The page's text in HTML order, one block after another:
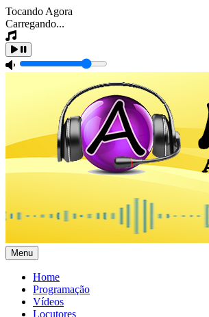
Tocando Agora
Carregando...
Menu
Home
Programação
Vídeos
Locutores